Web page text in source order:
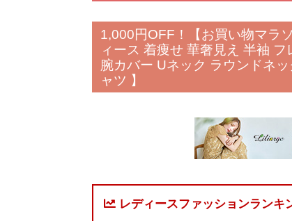
1,000円OFF！【お買い物マラ
ィース 着痩せ 華奢見え 半袖
腕カバー Uネック ラウンドネ
ャツ 】
レディースファッションランキ